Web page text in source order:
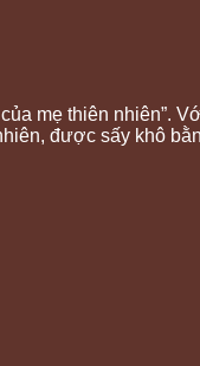
mẹ thiên nhiên”.
được sấy khô